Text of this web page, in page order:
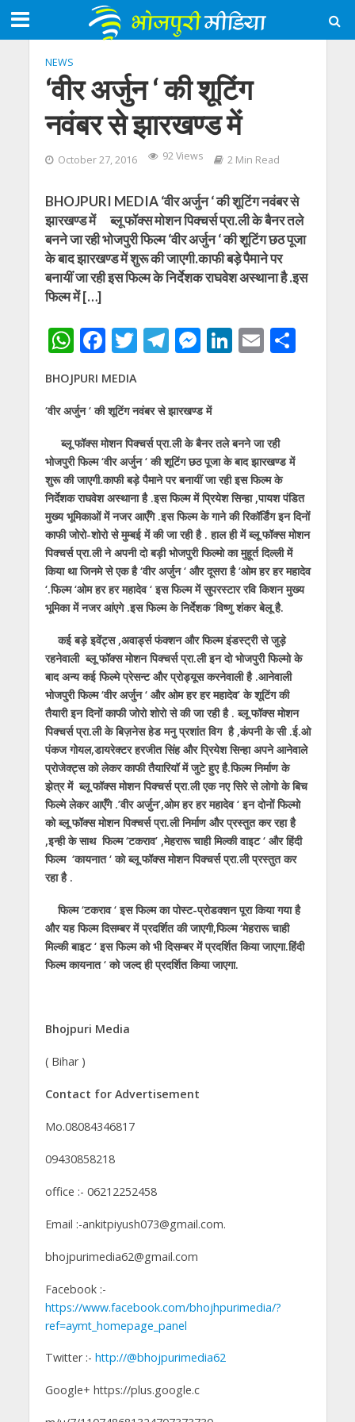
NEWS
‘वीर अर्जुन ‘ की शूटिंग
नवंबर से झारखण्ड में
October 27, 2016 92 Views 2 Min Read
BHOJPURI MEDIA ‘वीर अर्जुन ‘ की शूटिंग नवंबर से
झारखण्ड में ब्लू फॉक्स मोशन पिक्चर्स प्रा.ली के बैनर तले
बनने जा रही भोजपुरी फिल्म ‘वीर अर्जुन ‘ की शूटिंग छठ पूजा
के बाद झारखण्ड में शुरू की जाएगी.काफी बड़े पैमाने पर
बनायीं जा रही इस फिल्म के निर्देशक राघवेश अस्थाना है .इस
फिल्म में […]
W
h
at
s
A
p
p
F
ac
e
b
o
o
k
T
itt
er
T
gr
a
m
M
e
n
g
er
Li
dI
n
E S
BHOJPURI MEDIA
‘वीर अर्जुन ‘ की शूटिंग नवंबर से झारखण्ड में
ब्लू फॉक्स मोशन पिक्चर्स प्रा.ली के बैनर तले बनने जा रही
भोजपुरी फिल्म ‘वीर अर्जुन ‘ की शूटिंग छठ पूजा के बाद झारखण्ड में
शुरू की जाएगी.काफी बड़े पैमाने पर बनायीं जा रही इस फिल्म के
निर्देशक राघवेश अस्थाना है .इस फिल्म में प्रियेश सिन्हा ,पायश पंडित
मुख्य भूमिकाओं में नजर आएँगे .इस फिल्म के गाने की रिकॉर्डिंग इन दिनों
काफी जोरो-शोरो से मुम्बई में की जा रही है . हाल ही में ब्लू फॉक्स मोशन
पिक्चर्स प्रा.ली ने अपनी दो बड़ी भोजपुरी फिल्मो का मुहूर्त दिल्ली में
किया था जिनमे से एक है ‘वीर अर्जुन ‘ और दूसरा है ‘ओम हर हर महादेव
‘.फिल्म ‘ओम हर हर महादेव ‘ इस फिल्म में सुपरस्टार रवि किशन मुख्य
भूमिका में नजर आंएगे .इस फिल्म के निर्देशक ‘विष्णु शंकर बेलू है.
कई बड़े इवेंट्स ,अवार्ड्स फंक्शन और फिल्म इंडस्ट्री से जुड़े
रहनेवाली ब्लू फॉक्स मोशन पिक्चर्स प्रा.ली इन दो भोजपुरी फिल्मो के
बाद अन्य कई फिल्मे प्रेसन्ट और प्रोड्यूस करनेवाली है .आनेवाली
भोजपुरी फिल्म ‘वीर अर्जुन ‘ और ओम हर हर महादेव’ के शूटिंग की
तैयारी इन दिनों काफी जोरो शोरो से की जा रही है . ब्लू फॉक्स मोशन
पिक्चर्स प्रा.ली के बिज़नेस हेड मनु प्रशांत विग है ,कंपनी के सी .ई.ओ
पंकज गोयल,डायरेक्टर हरजीत सिंह और प्रियेश सिन्हा अपने आनेवाले
प्रोजेक्ट्स को लेकर काफी तैयारियॉ में जुटे हुए है.फिल्म निर्माण के
झेत्र में ब्लू फॉक्स मोशन पिक्चर्स प्रा.ली एक नए सिरे से लोगो के बिच
फिल्मे लेकर आएँगे .’वीर अर्जुन’,ओम हर हर महादेव ‘ इन दोनों फिल्मो
को ब्लू फॉक्स मोशन पिक्चर्स प्रा.ली निर्माण और प्रस्तुत कर रहा है
,इन्ही के साथ फिल्म ‘टकराव’ ,मेहरारू चाही मिल्की वाइट ‘ और हिंदी
फिल्म ‘कायनात ‘ को ब्लू फॉक्स मोशन पिक्चर्स प्रा.ली प्रस्तुत कर
रहा है .
फिल्म ‘टकराव ‘ इस फिल्म का पोस्ट-प्रोडक्शन पूरा किया गया है
और यह फिल्म दिसम्बर में प्रदर्शित की जाएगी,फिल्म ‘मेहरारू चाही
मिल्की बाइट ‘ इस फिल्म को भी दिसम्बर में प्रदर्शित किया जाएगा.हिंदी
फिल्म कायनात ‘ को जल्द ही प्रदर्शित किया जाएगा.
Bhojpuri Media
( Bihar )
Contact for Advertisement
Mo.08084346817
09430858218
office :- 06212252458
Email :-ankitpiyush073@gmail.com.
bhojpurimedia62@gmail.com
Facebook :-
https://www.facebook.com/bhojhpurimedia/?
ref=aymt_homepage_panel
Twitter :- http://@bhojpurimedia62
Google+ https://plus.google.c